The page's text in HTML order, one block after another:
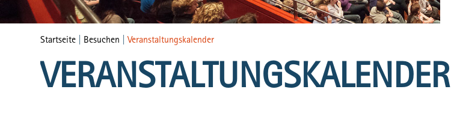
Startseite Besuchen |Veranstaltungskalender
VERANSTALTUNGSKALENDER